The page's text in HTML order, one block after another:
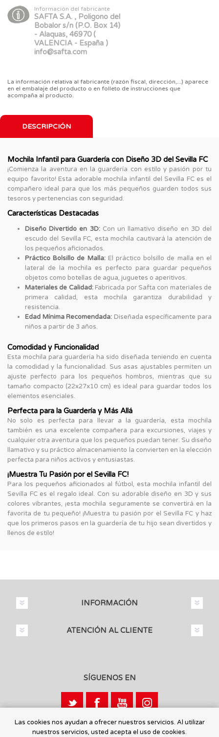
Información del fabricante
SAFTA S.A. , Poligono del
Bobalor s/n (P.O. Box 14)
- Alaquas, 46970 (
VALENCIA - España )
info@safta.com
La información relativa al fabricante (razón fiscal, dirección,...) aparece
en el embalaje del producto o en folleto de instrucciones que
acompaña al producto.
DESCRIPCIÓN
Mochila Infantil para Guardería con Diseño 3D del Sevilla FC
¡Comienza la aventura en la guardería con estilo y pasión por tu
equipo favorito! Esta adorable mochila infantil del Sevilla FC es el
compañero ideal para que los más pequeños guarden todos sus
tesoros y pertenencias con seguridad.
Características Destacadas
Diseño Divertido en 3D:Con un llamativo diseño en 3D del
escudo del Sevilla FC, esta mochila cautivará la atención de
los pequeños aficionados.
Práctico Bolsillo de Malla:El práctico bolsillo de malla en el
lateral de la mochila es perfecto para guardar pequeños
objetos como botellas de agua, juguetes o aperitivos.
Materiales de Calidad:Fabricada por Safta con materiales de
primera calidad, esta mochila garantiza durabilidad y
resistencia.
Edad Mínima Recomendada: Diseñada específicamente para
niños a partir de 3 años.
Comodidad y Funcionalidad
Esta mochila para guardería ha sido diseñada teniendo en cuenta
la comodidad y la funcionalidad. Sus asas ajustables permiten un
ajuste perfecto para los pequeños hombros, mientras que su
tamaño compacto (22x27x10 cm) es ideal para guardar todos los
elementos esenciales.
Perfecta para la Guardería y Más Allá
No solo es perfecta para llevar a la guardería, esta mochila
también es una excelente compañera para excursiones, viajes y
cualquier otra aventura que los pequeños puedan tener. Su diseño
llamativo y su práctico almacenamiento la convierten en la elección
perfecta para niños activos y entusiastas.
¡Muestra Tu Pasión por el Sevilla FC!
Para los pequeños aficionados al fútbol, esta mochila infantil del
Sevilla FC es el regalo ideal. Con su adorable diseño en 3D y sus
colores vibrantes, ¡esta mochila seguramente se convertirá en la
favorita de tu pequeño! ¡Muestra tu pasión por el Sevilla FC y haz
que los primeros pasos en la guardería de tu hijo sean divertidos y
llenos de estilo!
INFORMACIÓN
ATENCIÓN AL CLIENTE
SÍGUENOS EN
Calle León, 1 - 03440 Ibi, Alicante
Las cookies nos ayudan a ofrecer nuestros servicios. Al utilizar
nuestros servicios, usted acepta el uso de cookies.